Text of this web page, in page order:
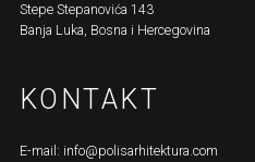
Stepe Stepanovića 143
Banja Luka, Bosna i Hercegovina
KONTAKT
E-mail: info@polisarhitektura.com